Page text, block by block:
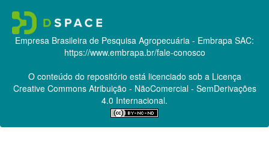
Empresa Brasileira de Pesquisa Agropecuária - Embrapa SAC:
https://www.embrapa.br/fale-conosco
O conteúdo do repositório está licenciado sob a Licença
Creative CommonsAtribuição - NãoComercial - SemDerivações
4.0 Internacional.